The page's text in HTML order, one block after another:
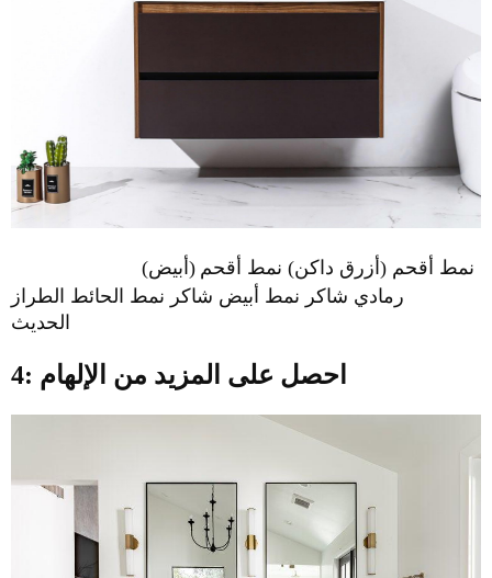
نمط أقحم (أزرق داكن) نمط أقحم (أبيض)
رمادي شاكر نمط أبيض شاكر نمط الحائط الطراز
الحديث
4: احصل على المزيد من الإلهام